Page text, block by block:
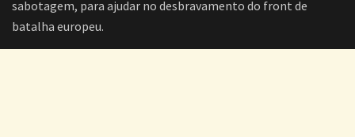
sabotagem, para ajudar no desbravamento do front de
batalha europeu.